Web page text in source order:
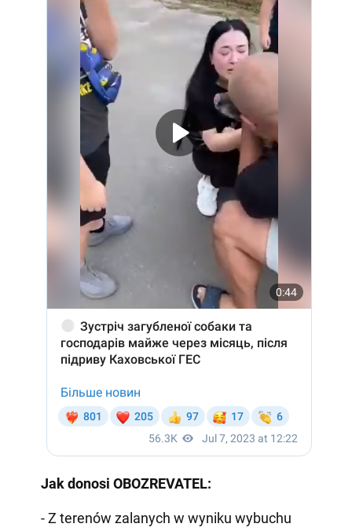
Jak donosi OBOZREVATEL:
- Z terenów zalanych w wyniku wybuchu